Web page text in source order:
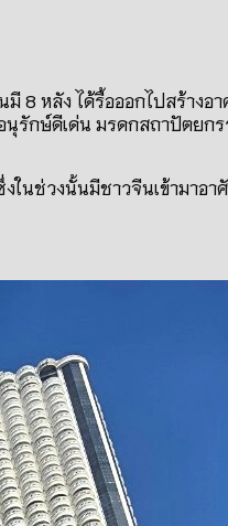
8 หลัง ได้รื้อออกไปสร้างอ
รักษ์ดีเด่น มรดกสถาปัตยกร
ในช่วงนั้นมีชาวจีนเข้ามาอา